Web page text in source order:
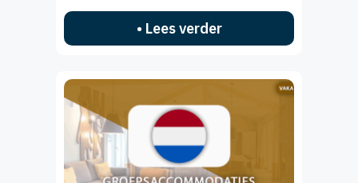
• Lees verder